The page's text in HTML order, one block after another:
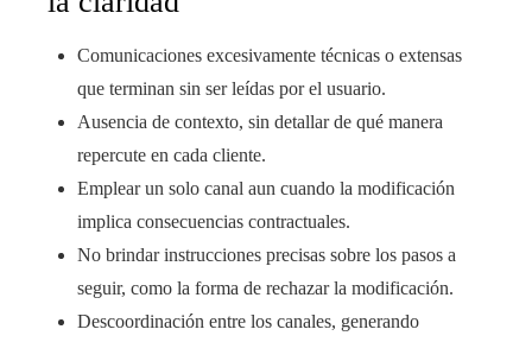
Comunicaciones excesivamente técnicas o extensas
que terminan sin ser leídas por el usuario.
Ausencia de contexto, sin detallar de qué manera
repercute en cada cliente.
Emplear un solo canal aun cuando la modificación
implica consecuencias contractuales.
No brindar instrucciones precisas sobre los pasos a
seguir, como la forma de rechazar la modificación.
Descoordinación entre los canales, generando